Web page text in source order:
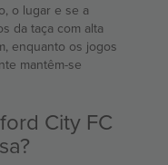
o lugar e se a
da taça com alta
enquanto os jogos
mantêm-se
City FC